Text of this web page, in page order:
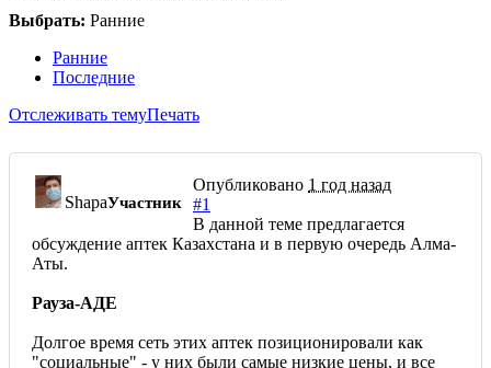
Выбрать: Ранние
Ранние
Последние
Отслеживать темуПечать
ShapaУчастник
Опубликовано 1 год назад
#1
В данной теме предлагается
обсуждение аптек Казахстана и в первую очередь Алма-
Аты.
Рауза-АДЕ
Долгое время сеть этих аптек позиционировали как
"социальные" - у них были самые низкие цены, и все